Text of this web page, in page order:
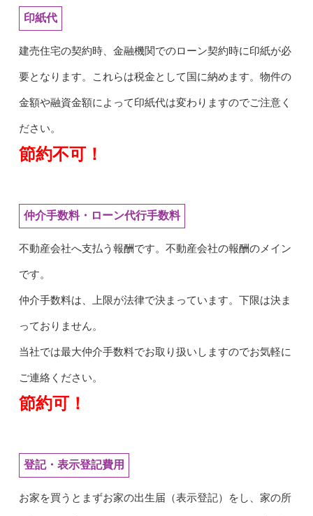
印紙代
建売住宅の契約時、金融機関でのローン契約時に印紙が必
要となります。これらは税金として国に納めます。物件の
金額や融資金額によって印紙代は変わりますのでご注意く
ださい。
節約不可！
仲介手数料・ローン代行手数料
不動産会社へ支払う報酬です。不動産会社の報酬のメイン
です。
仲介手数料は、上限が法律で決まっています。下限は決ま
っておりません。
当社では最大仲介手数料でお取り扱いしますのでお気軽に
ご連絡ください。
節約可！
登記・表示登記費用
お家を買うとまずお家の出生届（表示登記）をし、家の所